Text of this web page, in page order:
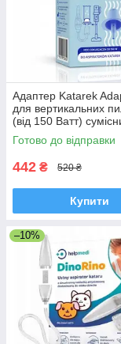
Адаптер Katarek
для вертикальних
(від 150 Ватт)
Dyson, Samsung,
Готово до відправки
442 ₴ 520 ₴
Купити
–10%